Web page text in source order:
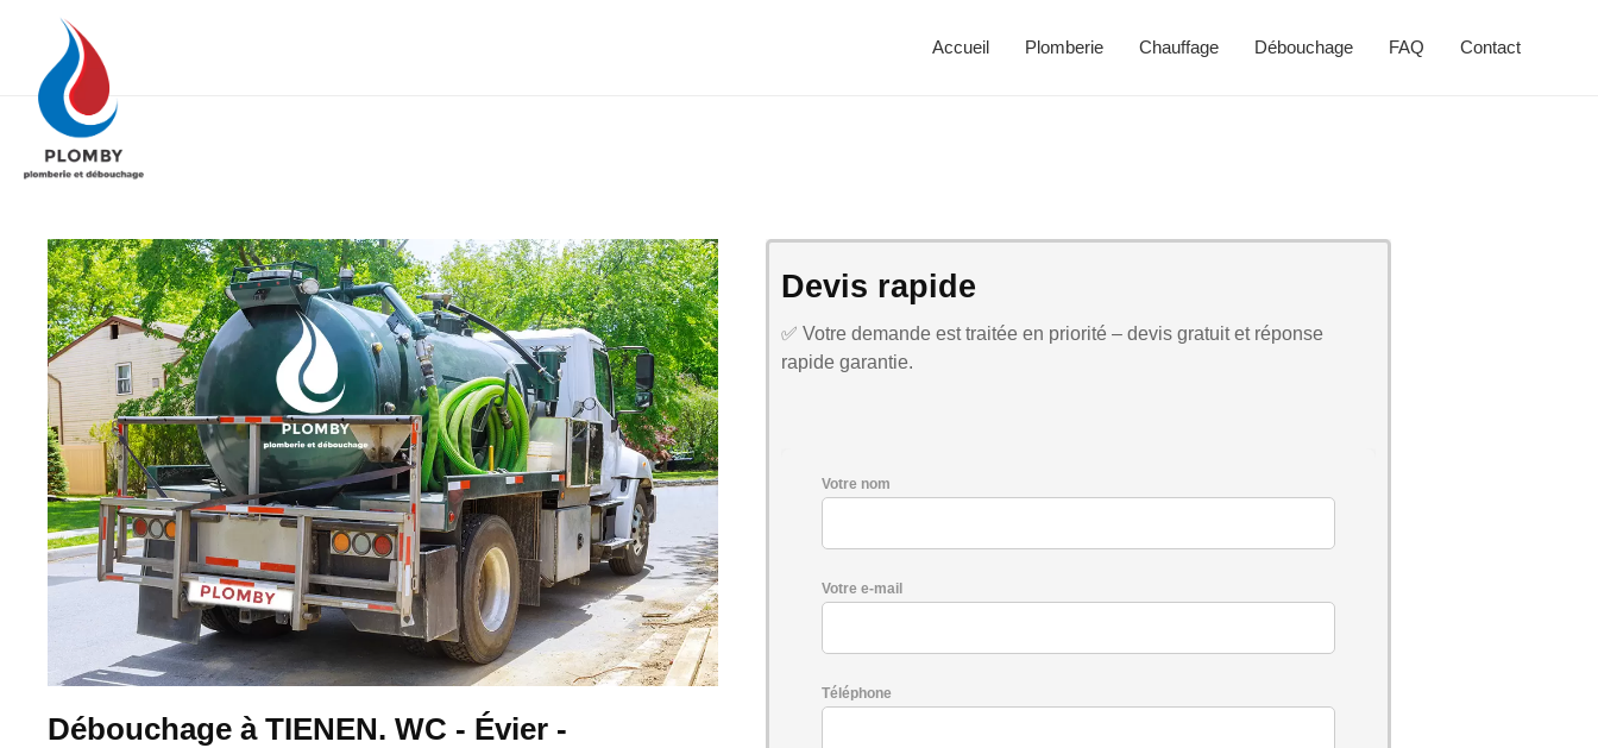
Accueil Plomberie Chauffage Débouchage FAQ Contact
Débouchage à TIENEN. WC - Évier -
Devis rapide
✅ Votre demande est traitée en priorité – devis gratuit et réponse
rapide garantie.
Votre nom
Votre e-mail
Téléphone